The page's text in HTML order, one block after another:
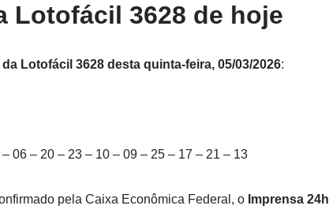
Lotofácil 3628 de hoje
Lotofácil 3628 desta quinta-feira, 05/03/2026:
06 – 20 – 23 – 10 – 09 – 25 – 17 – 21 – 13
pela Caixa Econômica Federal, o Imprensa 24h